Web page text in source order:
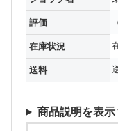
評価
在庫状況
送料
商品説明を表